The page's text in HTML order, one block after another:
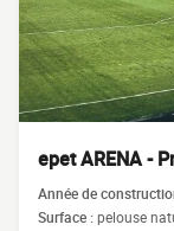
epet ARENA -
Année de
Surface :pelouse